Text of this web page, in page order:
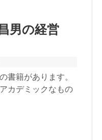
男の経営
書籍があります。
カデミックなもの